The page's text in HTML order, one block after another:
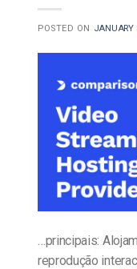
POSTED ON JANUARY
…principais:
reprodução